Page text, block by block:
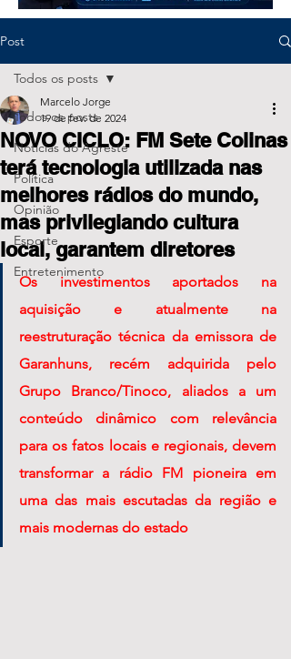
Post
Todos os posts
Notícias do Agreste
Política
Opinião
Esporte
Entretenimento
Todos os posts
NOVO CICLO: FM Sete Colinas
terá tecnologia utilizada nas
melhores rádios do mundo,
mas privilegiando cultura
local, garantem diretores
Marcelo Jorge
19 de fev. de 2024
Os investimentos aportados na
aquisição e atualmente na
reestruturação técnica da emissora de
Garanhuns, recém adquirida pelo
Grupo Branco/Tinoco, aliados a um
conteúdo dinâmico com relevância
para os fatos locais e regionais, devem
transformar a rádio FM pioneira em
uma das mais escutadas da região e
mais modernas do estado